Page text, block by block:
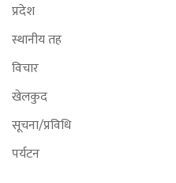
प्रदेश
स्थानीय तह
विचार
खेलकुद
सूचना/प्रविधि
पर्यटन